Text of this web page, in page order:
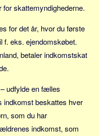
skattemyndighederne.
for det år, hvor du første
f. eks. ejendomskøbet.
betaler indkomstskat
udfylde en fælles
beskattes hver
som du har
indkomst, som